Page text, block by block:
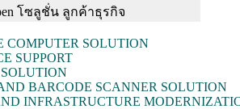
โซลูชั่น ลูกค้าธุรกิจ
COMPUTER SOLUTION
SUPPORT
BARCODE SCANNER SOLUTION
INFRASTRUCTURE